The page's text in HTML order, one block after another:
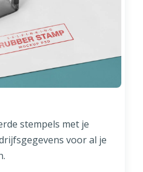
stempels met je
voor al je